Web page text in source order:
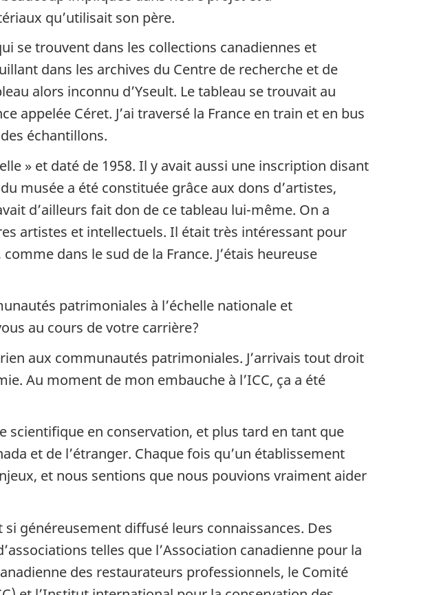
qu’utilisait son père.
se trouvent dans les collections canadiennes et
dans les archives du Centre de recherche et de
alors inconnu d’Yseult. Le tableau se trouvait au
appelée Céret. J’ai traversé la France en train et en bus
échantillons.
» et daté de 1958. Il y avait aussi une inscription disant
musée a été constituée grâce aux dons d’artistes,
d’ailleurs fait don de ce tableau lui-même. On a
artistes et intellectuels. Il était très intéressant pour
dans le sud de la France. J’étais heureuse
patrimoniales à l’échelle nationale et
au cours de votre carrière?
aux communautés patrimoniales. J’arrivais tout droit
Au moment de mon embauche à l’ICC, ça a été
scientifique en conservation, et plus tard en tant que
et de l’étranger. Chaque fois qu’un établissement
et nous sentions que nous pouvions vraiment aider
généreusement diffusé leurs connaissances. Des
telles que l’Association canadienne pour la
des restaurateurs professionnels, le Comité